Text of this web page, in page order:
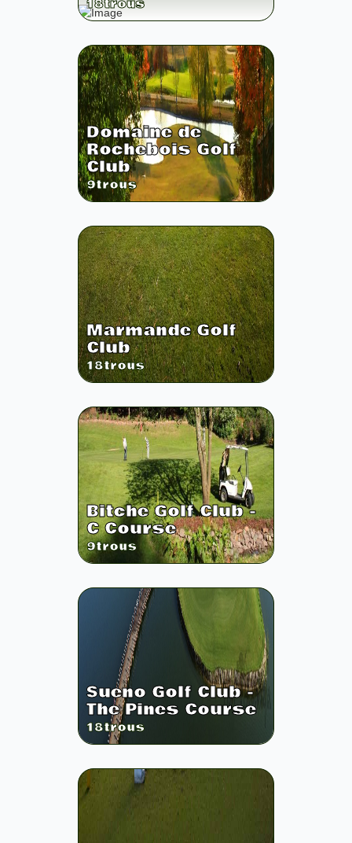
18trous
Domaine de
Rochebois Golf
Club
9trous
Marmande Golf
Club
18trous
Bitche Golf Club -
C Course
9trous
Sueno Golf Club -
The Pines Course
18trous